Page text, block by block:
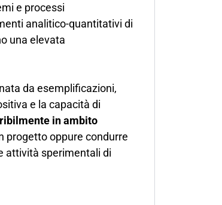
e processi
analitico-quantitativi di
una elevata
da esemplificazioni,
e la capacità di
in ambito
progetto oppure condurre
attività sperimentali di